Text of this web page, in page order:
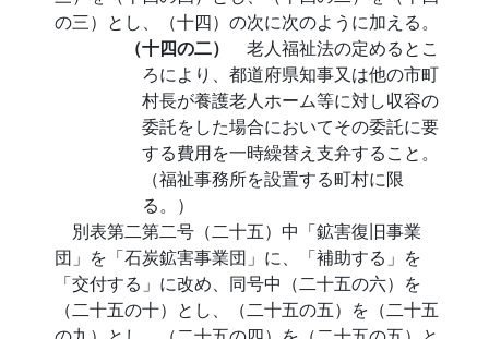
の三）とし、（十四）の次に次のように加える。
（十四の二） 老人福祉法の定めるとこ
ろにより、都道府県知事又は他の市町
村長が養護老人ホーム等に対し収容の
委託をした場合においてその委託に要
する費用を一時繰替え支弁すること。
（福祉事務所を設置する町村に限
る。）
別表第二第二号（二十五）中「鉱害復旧事業
団」を「石炭鉱害事業団」に、「補助する」を
「交付する」に改め、同号中（二十五の六）を
（二十五の十）とし、（二十五の五）を（二十五